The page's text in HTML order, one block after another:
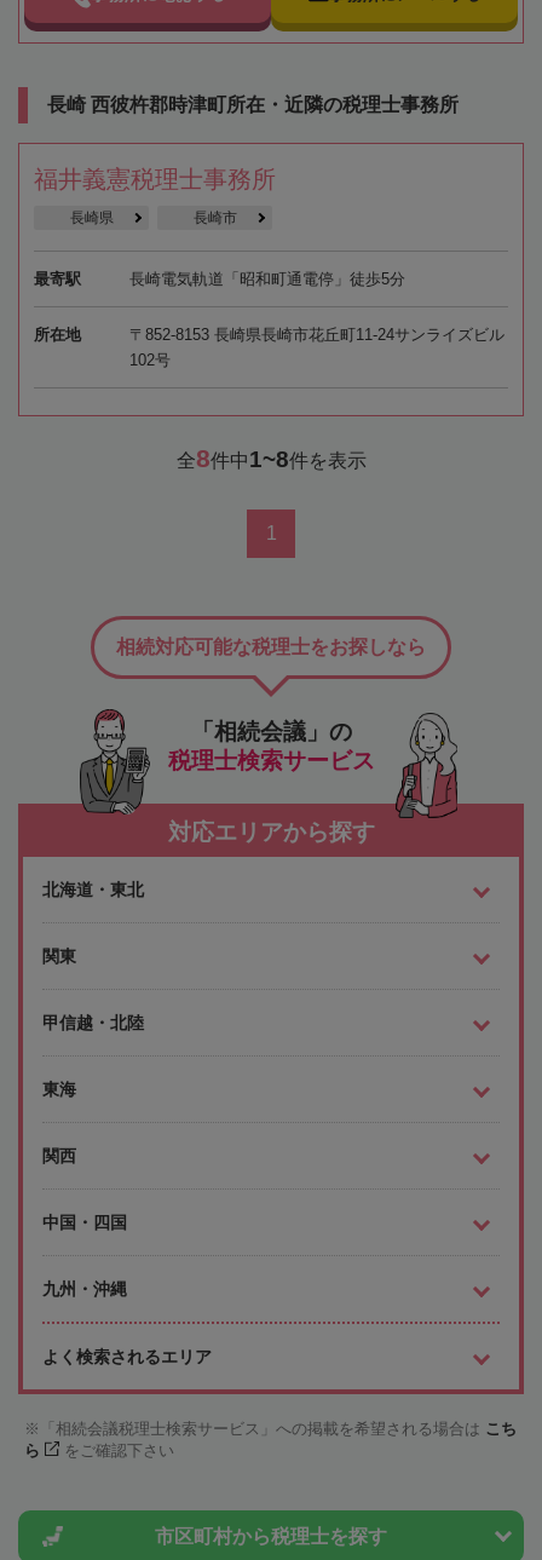
長崎 西彼杵郡時津町所在・近隣の税理士事務所
福井義憲税理士事務所
長崎県 長崎市
最寄駅 長崎電気軌道「昭和町通電停」徒歩5分
所在地
〒852-8153 長崎県長崎市花丘町11-24サンライズビル
102号
全8件中1~8件を表示
1
「相続会議」の
税理士検索サービス
相続対応可能な税理士をお探しなら
対応エリアから探す
北海道・東北
関東
甲信越・北陸
東海
関西
中国・四国
九州・沖縄
よく検索されるエリア
「相続会議税理士検索サービス」への掲載を希望される場合は こち
ら
をご確認下さい
市区町村から税理士を探す